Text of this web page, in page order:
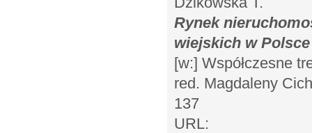
Rynek
wiejskich w Polsce
[w:] Współczesne
red. Magdaleny
137
URL: